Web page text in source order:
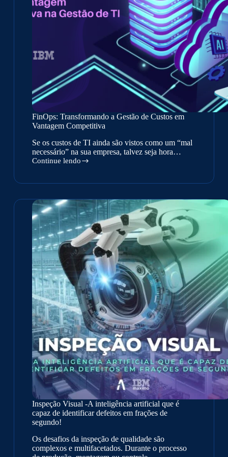
FinOps: Transformando a Gestão de Custos em
Vantagem Competitiva
Se os custos de TI ainda são vistos como um “mal
necessário” na sua empresa, talvez seja hora…
Continue lendo
FinOps:
a
de
Custos
em
Vantagem
Competitiva
Inspeção Visual -A inteligência artificial que é
capaz de identificar defeitos em frações de
segundo!
Os desafios da inspeção de qualidade são
complexos e multifacetados. Durante o processo